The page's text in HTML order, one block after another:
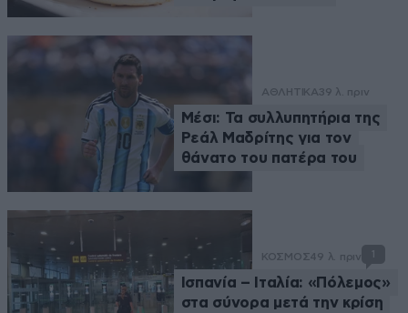
ΑΘΛΗΤΙΚΑ39 λ. πριν
Μέσι: Τα συλλυπητήρια της
Ρεάλ Μαδρίτης για τον
θάνατο του πατέρα του
ΚΟΣΜΟΣ49 λ. πριν 1
Ισπανία – Ιταλία: «Πόλεμος»
στα σύνορα μετά την κρίση